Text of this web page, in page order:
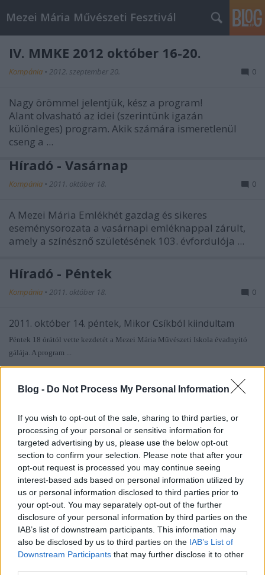
Blog - Do Not Process My Personal Information
If you wish to opt-out of the sale, sharing to third parties, or
processing of your personal or sensitive information for
targeted advertising by us, please use the below opt-out
section to confirm your selection. Please note that after your
opt-out request is processed you may continue seeing
interest-based ads based on personal information utilized by
us or personal information disclosed to third parties prior to
your opt-out. You may separately opt-out of the further
disclosure of your personal information by third parties on the
IAB’s list of downstream participants. This information may
also be disclosed by us to third parties on the IAB’s List of
Downstream Participants that may further disclose it to other
Mezei Mária Művészeti Fesztivál
IV. MMKE 2012 október 16-20.
Kompánia • 2012. szeptember 20. 0
Nagy örömmel jelentjük, kész a program!
Alant olvasható az idei (szerintünk igazán
különleges) program. Akik számára ismeretlenül
cseng a ...
Híradó - Vasárnap
Kompánia • 2011. október 18. 0
A Mezei Mária Emlékhét gazdag és sikeres
eseménysorozata a vasárnapi emléknappal zárult,
amely a színésznő születésének 103. évfordulója ...
Híradó - Péntek
Kompánia • 2011. október 18. 0
2011. október 14. péntek, Mikor Csíkból kiindultam
Péntek 18 órától vette kezdetét a Mezei Mária Művészeti Iskola évadnyitó
gálája. A program ...
Híradó - Csütörtök
2011. október 14. Csütörtök, Kortársunk a vers
A délelőtti 22-es busz utasai különös élményben részesülhettek,
amikor a Budakeszi Mezei Mária ...
Híradó - Szerda
Kompánia• 2011. október 14.
2011. október 12. szerda, Lámpafény
Harmadik nap